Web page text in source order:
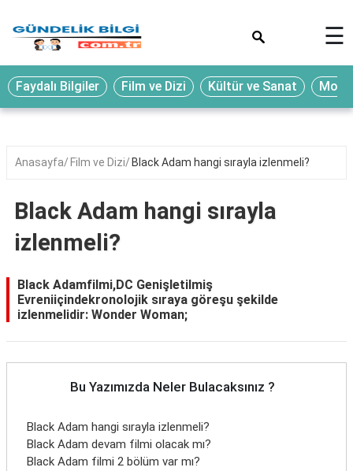
Eğitim
Ekonomi
Seyahat
Oyun
Yaşam
Hukuk
Blog
☰
Faydalı Bilgiler Film ve Dizi Kültür ve Sanat
Anasayfa Film ve Dizi Black Adam hangi sırayla izlenmeli?
Black Adam hangi sırayla
izlenmeli?
Black Adamfilmi,DC Genişletilmiş
Evreniiçindekronolojik sıraya göreşu şekilde
izlenmelidir: Wonder Woman;
Bu Yazımızda Neler Bulacaksınız ?
Black Adam hangi sırayla izlenmeli?
Black Adam devam filmi olacak mı?
Black Adam filmi 2 bölüm var mı?